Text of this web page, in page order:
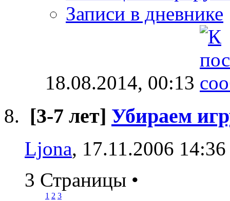
Записи в дневнике
18.08.2014, 00:13
[3-7 лет] Убираем
Ljona, 17.11.2006 14:36
3 Страницы •
1 2 3